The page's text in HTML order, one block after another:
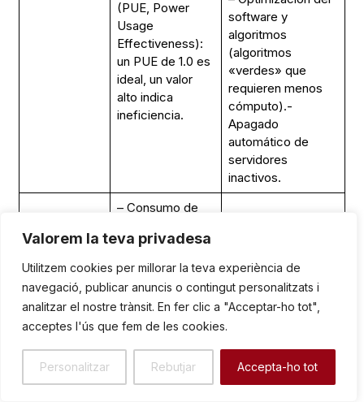
Valorem la teva privadesa
Utilitzem cookies per millorar la teva experiència de
navegació, publicar anuncis o contingut personalitzats i
analitzar el nostre trànsit. En fer clic a "Acceptar-ho tot",
acceptes l'ús que fem de les cookies.
Personalitzar Rebutjar Accepta-ho tot
(PUE, Power
Usage
Effectiveness):
un PUE de 1.0 es
ideal, un valor
alto indica
ineficiencia.
software y
algoritmos
(algoritmos
«verdes» que
requieren menos
cómputo).-
Apagado
automático de
servidores
inactivos.
Consumo de
– Consumo de
refrigeración
(litros/kWh).-
Ratio de
Eficiencia del
Uso de Agua
(WUE, Water
Usage
Effectiveness):
litros de agua por
eficientes
(refrigeración
líquida directa al
(agua reciclada,
agua de lluvia) para